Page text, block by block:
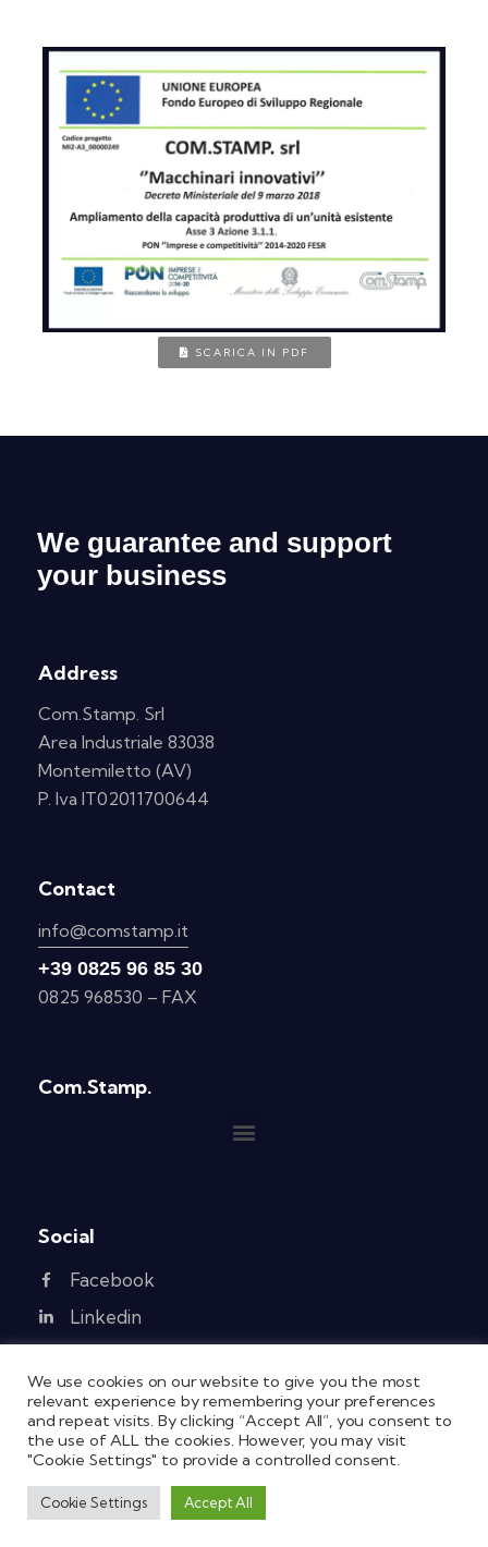
SCARICA IN PDF
We guarantee and support
your business
Address
Com.Stamp. Srl
Area Industriale 83038
Montemiletto (AV)
P. Iva IT02011700644
Contact
info@comstamp.it
+39 0825 96 85 30
0825 968530 – FAX
Com.Stamp.
Social
Facebook
Linkedin
@2021 COM.STAMP. SRL – AREA INDUSTRIALE
83038 MONTEMILETTO (AV) – P. IVA
IT02011700644 –
MADE IT –
We use cookies on our website to give you the most
relevant experience by remembering your preferences
and repeat visits. By clicking “Accept All”, you consent to
the use of ALL the cookies. However, you may visit
"Cookie Settings" to provide a controlled consent.
Cookie Settings Accept All